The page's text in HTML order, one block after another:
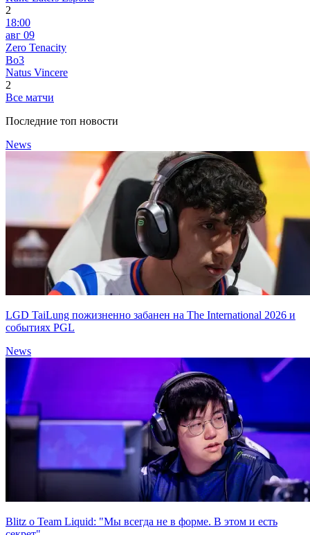
2
18:00
авг 09
Zero Tenacity
Bo3
Natus Vincere
2
Все матчи
Последние топ новости
News
LGD TaiLung пожизненно забанен на The International 2026 и
событиях PGL
News
Blitz о Team Liquid: "Мы всегда не в форме. В этом и есть